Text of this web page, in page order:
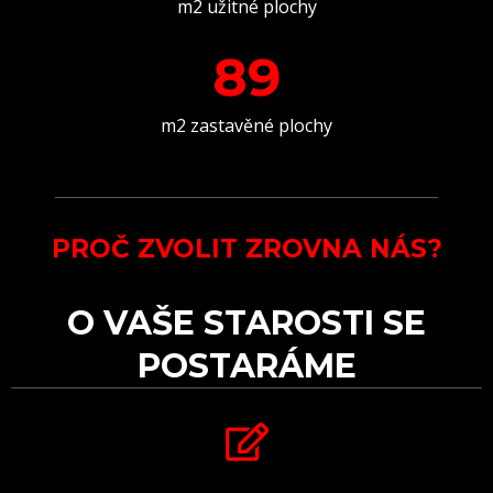
m2 užitné plochy
m2 zastavěné plochy
89
PROČ ZVOLIT ZROVNA NÁS?
O VAŠE STAROSTI SE
POSTARÁME